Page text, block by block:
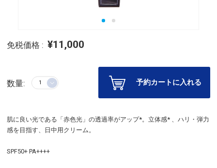
免税価格 : ¥11,000
数量: 予約カートに入れる
肌に良い光である「赤色光」の透過率がアップ*。立体感* 、ハリ・弾力
感を目指す、日中用クリーム。
SPF50+ PA++++